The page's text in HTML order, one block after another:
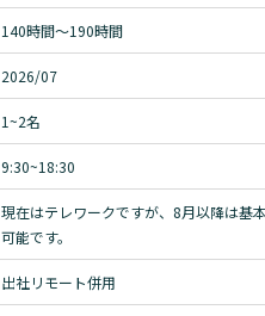
140時間〜190時間
2026/07
1~2名
9:30~18:30
現在はテレワークですが、8月以降は基
可能です。
出社リモート併用